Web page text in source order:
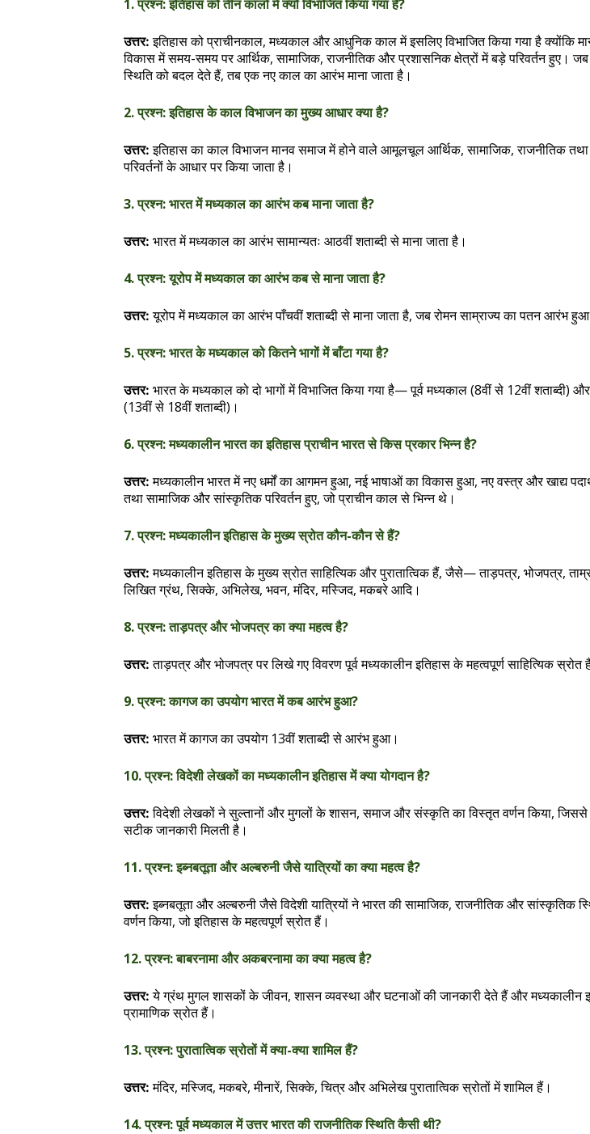
1. प्रश्न: इतिहास को तीन कालों में क्यों विभाजित किया गया है?
उत्तर:इतिहास को प्राचीनकाल, मध्यकाल और आधुनिक काल में इसलिए विभाजित किया गया है क्योंकि
विकास में समय-समय पर आर्थिक, सामाजिक, राजनीतिक और प्रशासनिक क्षेत्रों में बड़े परिवर्तन हुए। जब
स्थिति को बदल देते हैं, तब एक नए काल का आरंभ माना जाता है।
2. प्रश्न: इतिहास के काल विभाजन का मुख्य आधार क्या है?
उत्तर:इतिहास का काल विभाजन मानव समाज में होने वाले आमूलचूल आर्थिक, सामाजिक, राजनीतिक
परिवर्तनों के आधार पर किया जाता है।
3. प्रश्न: भारत में मध्यकाल का आरंभ कब माना जाता है?
उत्तर: भारत में मध्यकाल का आरंभ सामान्यतः आठवीं शताब्दी से माना जाता है।
4. प्रश्न: यूरोप में मध्यकाल का आरंभ कब से माना जाता है?
उत्तर:यूरोप में मध्यकाल का आरंभ पाँचवीं शताब्दी से माना जाता है, जब रोमन साम्राज्य का पतन आरंभ
5. प्रश्न: भारत के मध्यकाल को कितने भागों में बाँटा गया है?
उत्तर: भारत के मध्यकाल को दो भागों में विभाजित किया गया है— पूर्व मध्यकाल (8वीं से 12वीं शताब्दी)
(13वीं से 18वीं शताब्दी)।
6. प्रश्न: मध्यकालीन भारत का इतिहास प्राचीन भारत से किस प्रकार भिन्न है?
उत्तर:मध्यकालीन भारत में नए धर्मों का आगमन हुआ, नई भाषाओं का विकास हुआ, नए वस्त्र और खाद्य
तथा सामाजिक और सांस्कृतिक परिवर्तन हुए, जो प्राचीन काल से भिन्न थे।
7. प्रश्न: मध्यकालीन इतिहास के मुख्य स्रोत कौन-कौन से हैं?
उत्तर:मध्यकालीन इतिहास के मुख्य स्रोत साहित्यिक और पुरातात्विक हैं, जैसे— ताड़पत्र, भोजपत्र,
लिखित ग्रंथ, सिक्के, अभिलेख, भवन, मंदिर, मस्जिद, मकबरे आदि।
8. प्रश्न: ताड़पत्र और भोजपत्र का क्या महत्व है?
उत्तर: ताड़पत्र और भोजपत्र पर लिखे गए विवरण पूर्व मध्यकालीन इतिहास के महत्वपूर्ण साहित्यिक स्रोत
9. प्रश्न: कागज का उपयोग भारत में कब आरंभ हुआ?
उत्तर: भारत में कागज का उपयोग 13वीं शताब्दी से आरंभ हुआ।
10. प्रश्न: विदेशी लेखकों का मध्यकालीन इतिहास में क्या योगदान है?
उत्तर:विदेशी लेखकों ने सुल्तानों और मुगलों के शासन, समाज और संस्कृति का विस्तृत वर्णन किया,
सटीक जानकारी मिलती है।
11. प्रश्न: इब्नबतूता और अल्बरुनी जैसे यात्रियों का क्या महत्व है?
उत्तर:इब्नबतूता और अल्बरुनी जैसे विदेशी यात्रियों ने भारत की सामाजिक, राजनीतिक और सांस्कृतिक
वर्णन किया, जो इतिहास के महत्वपूर्ण स्रोत हैं।
12. प्रश्न: बाबरनामा और अकबरनामा का क्या महत्व है?
उत्तर:ये ग्रंथ मुगल शासकों के जीवन, शासन व्यवस्था और घटनाओं की जानकारी देते हैं और मध्यकालीन
प्रामाणिक स्रोत हैं।
13. प्रश्न: पुरातात्विक स्रोतों में क्या-क्या शामिल हैं?
उत्तर: मंदिर, मस्जिद, मकबरे, मीनारें, सिक्के, चित्र और अभिलेख पुरातात्विक स्रोतों में शामिल हैं।
14. प्रश्न: पूर्व मध्यकाल में उत्तर भारत की राजनीतिक स्थिति कैसी थी?